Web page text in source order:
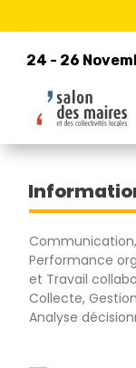
24 - 26
24 - 26
Retour à la
AXIONE
Performance
et Travail
Collecte,
Analyse